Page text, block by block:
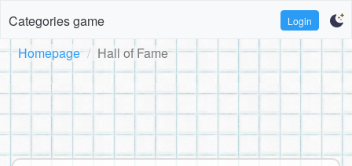
Categories game Login
Homepage Hall of Fame